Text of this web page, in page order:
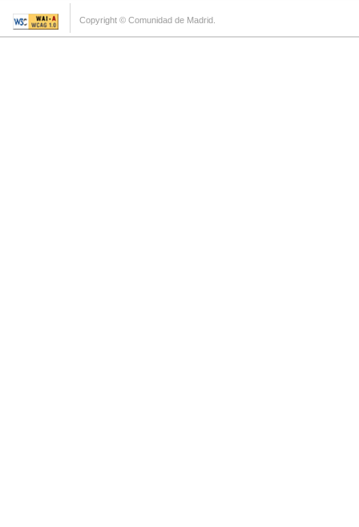
Copyright © Comunidad de Madrid.